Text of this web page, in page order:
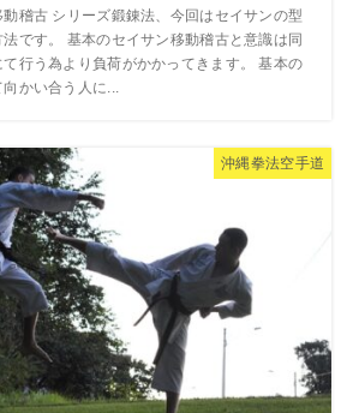
稽古 シリーズ鍛錬法、今回はセイサンの型
です。 基本のセイサン移動稽古と意識は同
行う為より負荷がかかってきます。 基本の
かい合う人に...
沖縄拳法空手道